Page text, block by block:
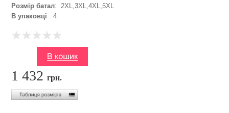
Розмір батал: 2XL,3XL,4XL,5XL
В упаковці: 4
1 432грн.